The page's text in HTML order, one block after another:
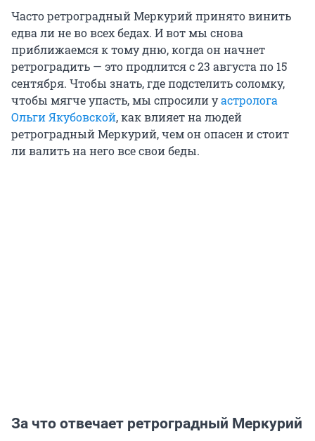
Часто ретроградный Меркурий принято винить
едва ли не во всех бедах. И вот мы снова
приближаемся к тому дню, когда он начнет
ретроградить — это продлится с 23 августа по 15
сентября. Чтобы знать, где подстелить соломку,
чтобы мягче упасть, мы спросили уастролога
Ольги Якубовской, как влияет на людей
ретроградный Меркурий, чем он опасен и стоит
ли валить на него все свои беды.
За что отвечает ретроградный Меркурий